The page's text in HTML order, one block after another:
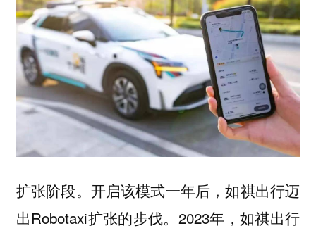
扩张阶段。开启该模式一年后，如祺出行迈
出Robotaxi扩张的步伐。2023年，如祺出行